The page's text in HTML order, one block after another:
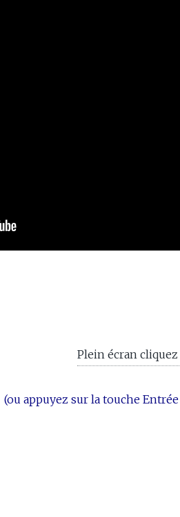
Plein écran
(ou appuyez sur la touche